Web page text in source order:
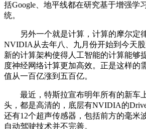
括Google、地平线都在研究基于增强学
统。
另外一个就是计算，计算的摩尔定律
NVIDIA从去年八、九月份开始到今天
新的计算架构使得人工智能的计算能够
度神经网络计算更加高效。正是这样的
值从一百亿涨到五百亿。
最近，特斯拉宣布明年所有的新车
头，都是高清的，底层有NVIDIA的
还有12个超声传感器，包括前方的毫米
自动驾驶技术并不完善。